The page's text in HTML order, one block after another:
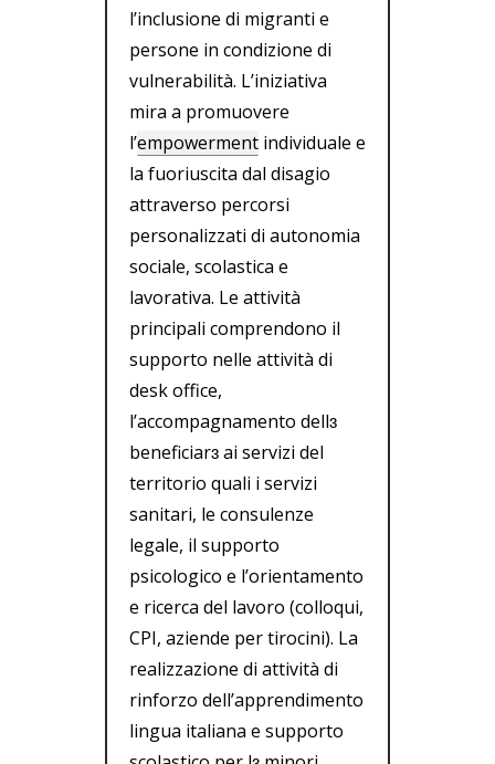
l’inclusione di migranti e
persone in condizione di
vulnerabilità. L’iniziativa
mira a promuovere
l’empowerment individuale e
la fuoriuscita dal disagio
attraverso percorsi
personalizzati di autonomia
sociale, scolastica e
lavorativa. Le attività
principali comprendono il
supporto nelle attività di
desk office,
l’accompagnamento dellɜ
beneficiarɜai servizi del
territorio quali i servizi
sanitari, le consulenze
legale, il supporto
psicologico e l’orientamento
e ricerca del lavoro (colloqui,
CPI, aziende per tirocini). La
realizzazione di attività di
rinforzo dell’apprendimento
lingua italiana e supporto